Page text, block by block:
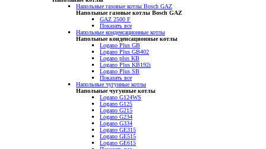
Напольные газовые котлы Bosch GAZ
Напольные газовые котлы Bosch GAZ
GAZ 2500 F
Показать все
Напольные конденсационные котлы
Напольные конденсационные котлы
Logano Plus GB
Logano Plus GB402
Logano plus KB
Logano Plus KB192i
Logano Plus SB
Показать все
Напольные чугунные котлы
Напольные чугунные котлы
Logano G124WS
Logano G125
Logano G215
Logano G234
Logano G334
Logano GE315
Logano GE515
Logano GE615